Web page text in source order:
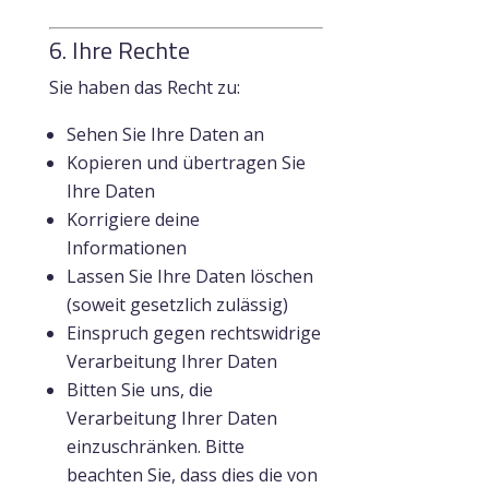
6. Ihre Rechte
Sie haben das Recht zu:
Sehen Sie Ihre Daten an
Kopieren und übertragen Sie
Ihre Daten
Korrigiere deine
Informationen
Lassen Sie Ihre Daten löschen
(soweit gesetzlich zulässig)
Einspruch gegen rechtswidrige
Verarbeitung Ihrer Daten
Bitten Sie uns, die
Verarbeitung Ihrer Daten
einzuschränken. Bitte
beachten Sie, dass dies die von